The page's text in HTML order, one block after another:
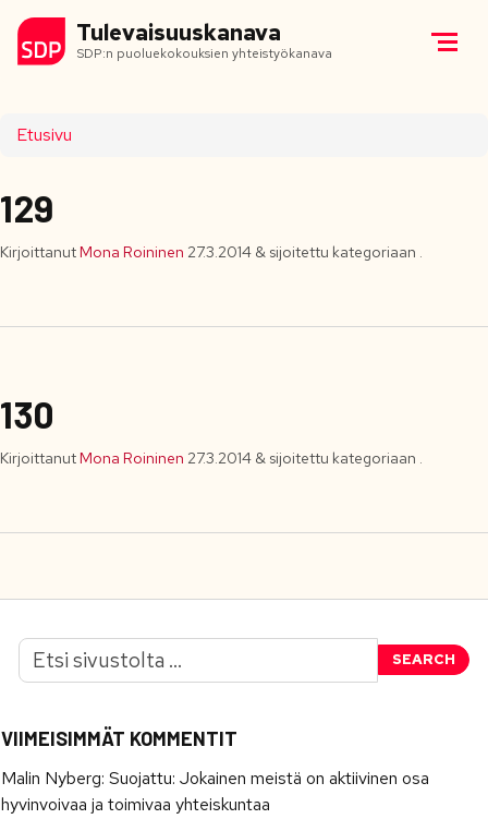
Tulevaisuuskanava
SDP:n puoluekokouksien yhteistyökanava
Etusivu
129
KirjoittanutMona Roininen 27.3.2014 & sijoitettu kategoriaan .
130
KirjoittanutMona Roininen 27.3.2014 & sijoitettu kategoriaan .
SEARCH
VIIMEISIMMÄT KOMMENTIT
Malin Nyberg: Suojattu: Jokainen meistä on aktiivinen osa
hyvinvoivaa ja toimivaa yhteiskuntaa